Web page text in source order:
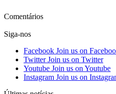
Comentários
Siga-nos
Facebook Join us on
Twitter Join us on Twitter
Youtube Join us on Youtube
Instagram Join us on